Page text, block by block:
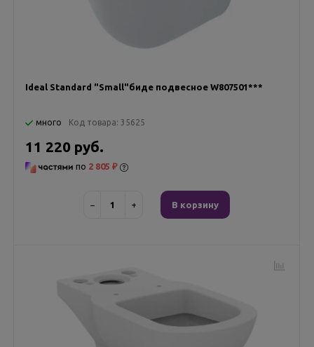
Ideal Standard "Small"биде подвесное W807501***
много Код товара: 35625
11 220 руб.
по 2 805 ₽
− + В корзину